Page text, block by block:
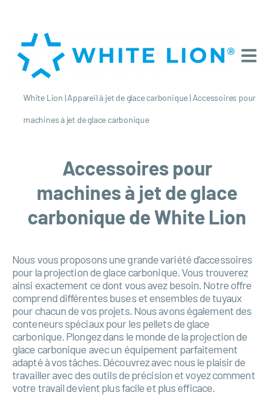
White Lion |Appareil à jet de glace carbonique| Accessoires pour
machines à jet de glace carbonique
Accessoires pour
machines à jet de glace
carbonique de White Lion
Nous vous proposons une grande variété d’accessoires
pour la projection de glace carbonique. Vous trouverez
ainsi exactement ce dont vous avez besoin. Notre offre
comprend différentes buses et ensembles de tuyaux
pour chacun de vos projets. Nous avons également des
conteneurs spéciaux pour les pellets de glace
carbonique. Plongez dans le monde de la projection de
glace carbonique avec un équipement parfaitement
adapté à vos tâches. Découvrez avec nous le plaisir de
travailler avec des outils de précision et voyez comment
votre travail devient plus facile et plus efficace.